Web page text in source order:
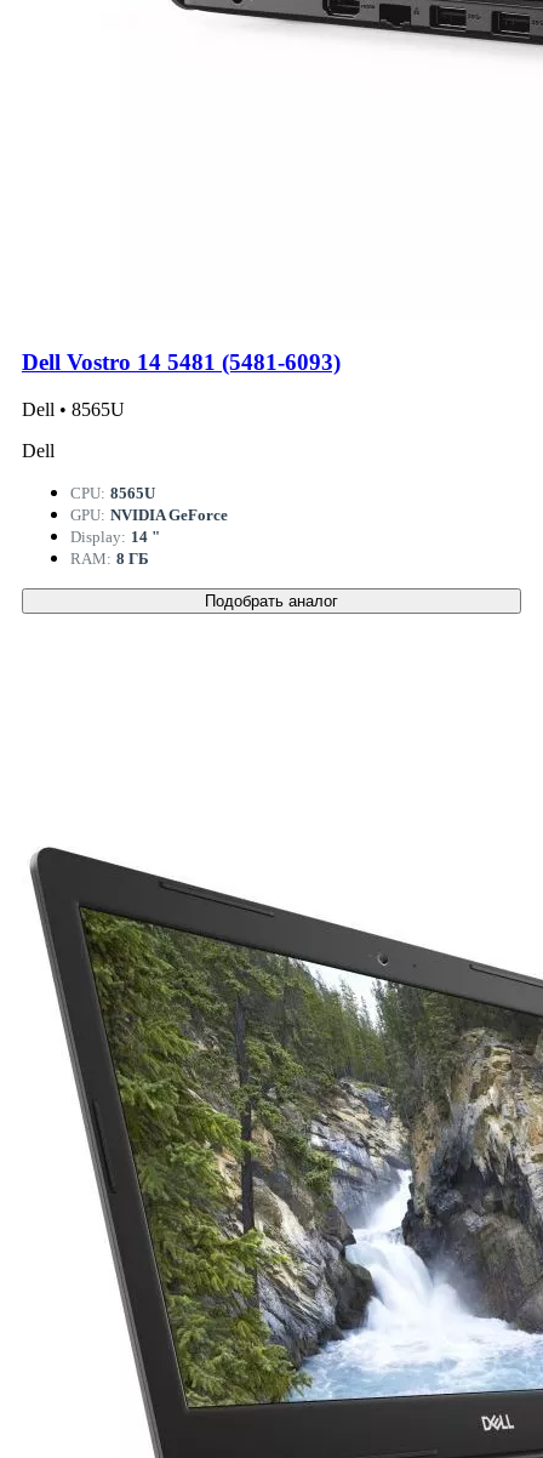
Dell Vostro 14 5481 (5481-6093)
Dell • 8565U
Dell
CPU: 8565U
GPU: NVIDIA GeForce
Display: 14 "
RAM: 8 ГБ
Подобрать аналог